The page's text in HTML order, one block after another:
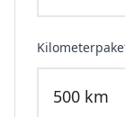
500 km